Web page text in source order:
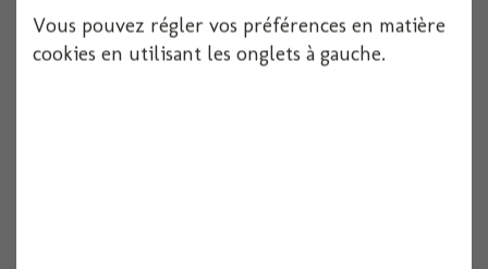
1 pièces
Voir
Vous pouvez régler vos préférences en matière
cookies en utilisant les onglets à gauche.